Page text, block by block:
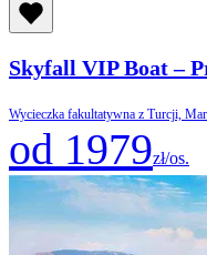
Skyfall VIP Boat –
Wycieczka fakultatywna z Turcji,
od 1979zł/os.